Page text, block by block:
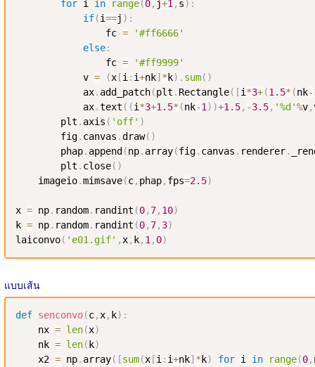
for i in range( 0, j+1 , s ) :
if(i==j ) :
                fc
=
'#ff6666'
else:
                fc
=
'#ff9999'
            v
= (x [i : i+nk] * k) . sum( )
            ax
. add_patch(plt . Rectangle( [i *3+(1.5* (nk-
            ax
.text ( (i *3+1.5* (nk-1 ) )+1.5, -3.5, '%d'%v,
        plt
. axis ( 'off' )
        fig
. canvas .draw( )
        phap
. append (np. array(fig. canvas . renderer.
        plt
. close( )
    imageio
.mimsave(c, phap, fps=2.5)
x = np. random. randint (0, 7, 10)
k = np. random. randint (0, 7, 3)
laiconvo( 'e01.gif' , x, k, 1 , 0)
แบบเส้น
def senconvo(c, x, k) :
    nx
= len(x)
    nk
= len( k)
    x2
= np. array( [sum(x [i : i+nk] * k) for i in range(0,